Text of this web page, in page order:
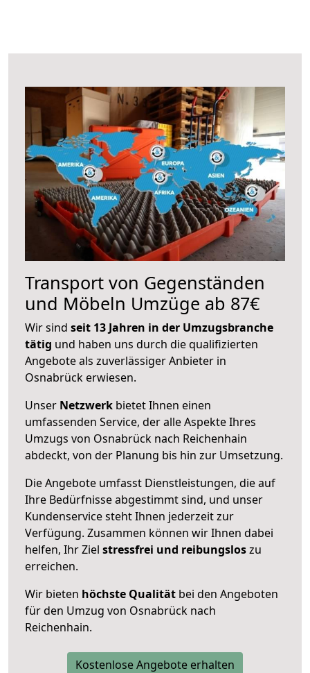
Transport von Gegenständen
und Möbeln Umzüge ab 87€
Wir sind seit 13 Jahren in der Umzugsbranche
tätig und haben uns durch die qualifizierten
Angebote als zuverlässiger Anbieter in
Osnabrück erwiesen.
Unser Netzwerk bietet Ihnen einen
umfassenden Service, der alle Aspekte Ihres
Umzugs von Osnabrück nach Reichenhain
abdeckt, von der Planung bis hin zur Umsetzung.
Die Angebote umfasst Dienstleistungen, die auf
Ihre Bedürfnisse abgestimmt sind, und unser
Kundenservice steht Ihnen jederzeit zur
Verfügung. Zusammen können wir Ihnen dabei
helfen, Ihr Ziel stressfrei und reibungsloszu
erreichen.
Wir bieten höchste Qualität bei den Angeboten
für den Umzug von Osnabrück nach
Reichenhain.
Kostenlose Angebote erhalten